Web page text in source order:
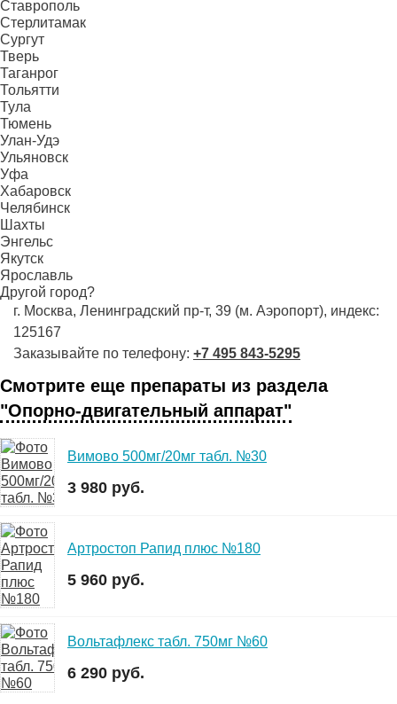
Ставрополь
Стерлитамак
Сургут
Тверь
Таганрог
Тольятти
Тула
Тюмень
Улан-Удэ
Ульяновск
Уфа
Хабаровск
Челябинск
Шахты
Энгельс
Якутск
Ярославль
Другой город?
г. Москва, Ленинградский пр-т, 39 (м. Аэропорт), индекс:
125167
Заказывайте по телефону: +7 495 843-5295
Смотрите еще препараты из раздела
"Опорно-двигательный аппарат"
Вимово 500мг/20мг табл. №30
3 980 руб.
Артростоп Рапид плюс №180
5 960 руб.
Вольтафлекс табл. 750мг №60
6 290 руб.